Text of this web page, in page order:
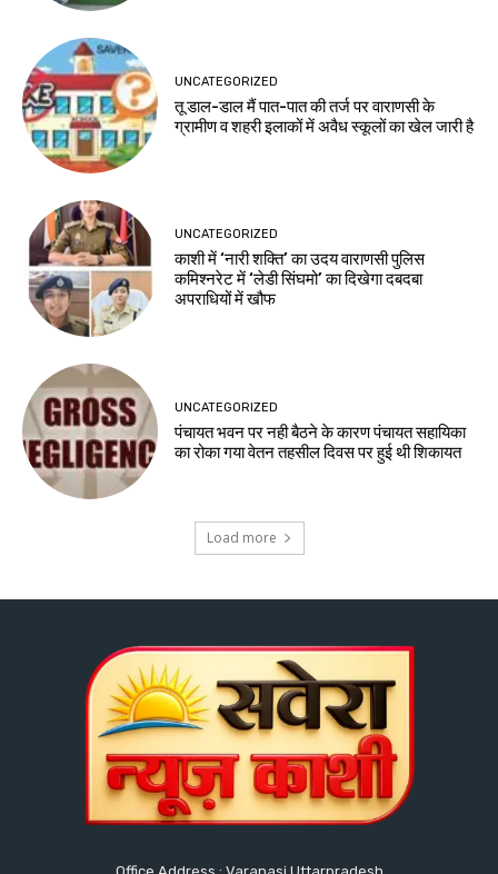
UNCATEGORIZED
तू डाल-डाल मैं पात-पात की तर्ज पर वाराणसी के
ग्रामीण व शहरी इलाकों में अवैध स्कूलों का खेल जारी है
UNCATEGORIZED
काशी में ‘नारी शक्ति’ का उदय वाराणसी पुलिस
कमिश्नरेट में ‘लेडी सिंघमो’ का दिखेगा दबदबा
अपराधियों में खौफ
UNCATEGORIZED
पंचायत भवन पर नही बैठने के कारण पंचायत सहायिका
का रोका गया वेतन तहसील दिवस पर हुई थी शिकायत
Load more